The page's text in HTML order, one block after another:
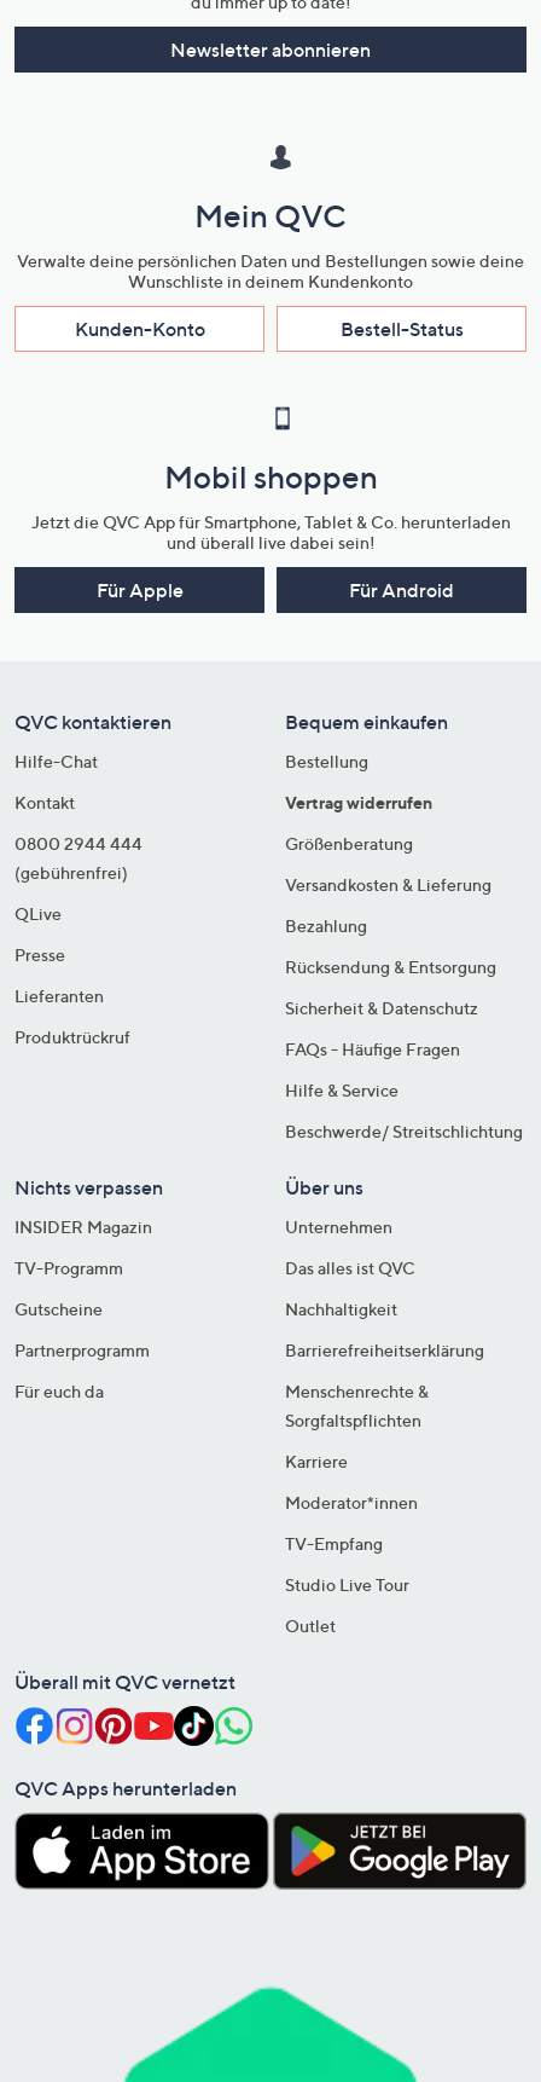
Newsletter abonnieren
Mein QVC
Verwalte deine persönlichen Daten und Bestellungen sowie deine
Wunschliste in deinem Kundenkonto
Kunden-Konto Bestell-Status
Mobil shoppen
Jetzt die QVC App für Smartphone, Tablet & Co. herunterladen
und überall live dabei sein!
Für Apple Für Android
QVC kontaktieren
Hilfe-Chat
Kontakt
0800 2944 444
(gebührenfrei)
QLive
Presse
Lieferanten
Produktrückruf
Bequem einkaufen
Bestellung
Vertrag widerrufen
Größenberatung
Versandkosten & Lieferung
Bezahlung
Rücksendung & Entsorgung
Sicherheit & Datenschutz
FAQs - Häufige Fragen
Hilfe & Service
Beschwerde/ Streitschlichtung
Nichts verpassen
INSIDER Magazin
TV-Programm
Gutscheine
Partnerprogramm
Für euch da
Über uns
Unternehmen
Das alles ist QVC
Nachhaltigkeit
Barrierefreiheitserklärung
Menschenrechte &
Sorgfaltspflichten
Karriere
Moderator*innen
TV-Empfang
Studio Live Tour
Outlet
Überall mit QVC vernetzt
QVC Apps herunterladen